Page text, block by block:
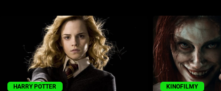
Seriály
Hry
HARRY POTTER KINOFILMY